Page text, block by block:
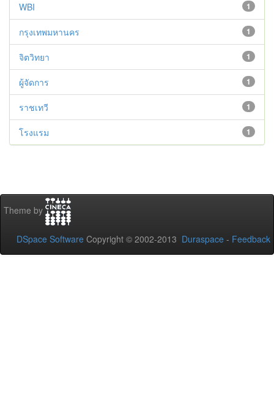
1
WBI
1
กรุงเทพมหานคร
1
จิตวิทยา
1
ผู้จัดการ
1
ราชเทวี
1
โรงแรม
Theme by
DSpace Software Copyright © 2002-2013 Duraspace - Feedback